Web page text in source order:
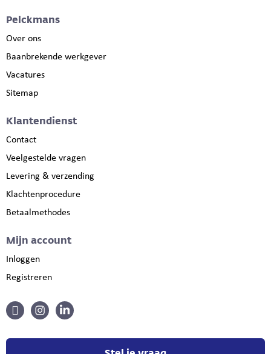
Pelckmans
Over ons
Baanbrekende werkgever
Vacatures
Sitemap
Klantendienst
Contact
Veelgestelde vragen
Levering & verzending
Klachtenprocedure
Betaalmethodes
Mijn account
Inloggen
Registreren